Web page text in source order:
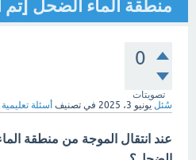
منطقة الماء الضحل [تم
0
تصويتات
سُئل يونيو 3، 2025 في تصنيف أسئلة تعليمية
عند انتقال الموجة من منطقة